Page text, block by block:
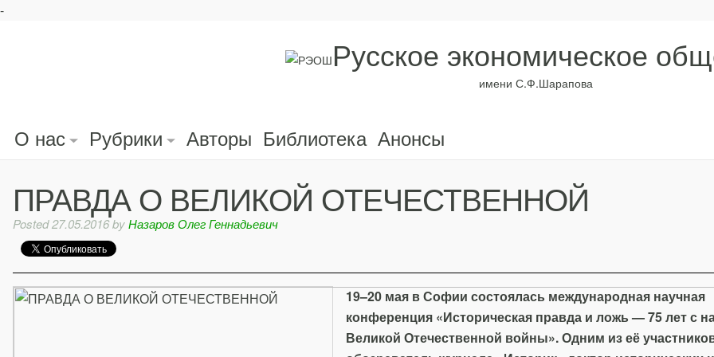
-
Русское экономическое
имени С.Ф.Шарапова
О нас Рубрики Авторы Библиотека Анонсы
ПРАВДА О ВЕЛИКОЙ ОТЕЧЕСТВЕННОЙ
Posted27.05.2016byНазаров Олег Геннадьевич
19–20 мая в Софии состоялась международная научная
конференция «Историческая правда и ложь — 75 лет с
Великой Отечественной войны». Одним из её